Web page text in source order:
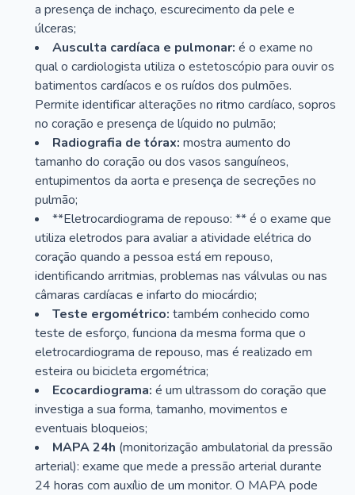
a presença de inchaço, escurecimento da pele e
úlceras;
Ausculta cardíaca e pulmonar: é o exame no
qual o cardiologista utiliza o estetoscópio para ouvir os
batimentos cardíacos e os ruídos dos pulmões.
Permite identificar alterações no ritmo cardíaco, sopros
no coração e presença de líquido no pulmão;
Radiografia de tórax: mostra aumento do
tamanho do coração ou dos vasos sanguíneos,
entupimentos da aorta e presença de secreções no
pulmão;
**Eletrocardiograma de repouso: ** é o exame que
utiliza eletrodos para avaliar a atividade elétrica do
coração quando a pessoa está em repouso,
identificando arritmias, problemas nas válvulas ou nas
câmaras cardíacas e infarto do miocárdio;
Teste ergométrico: também conhecido como
teste de esforço, funciona da mesma forma que o
eletrocardiograma de repouso, mas é realizado em
esteira ou bicicleta ergométrica;
Ecocardiograma: é um ultrassom do coração que
investiga a sua forma, tamanho, movimentos e
eventuais bloqueios;
MAPA 24h (monitorização ambulatorial da pressão
arterial): exame que mede a pressão arterial durante
24 horas com auxílio de um monitor. O MAPA pode